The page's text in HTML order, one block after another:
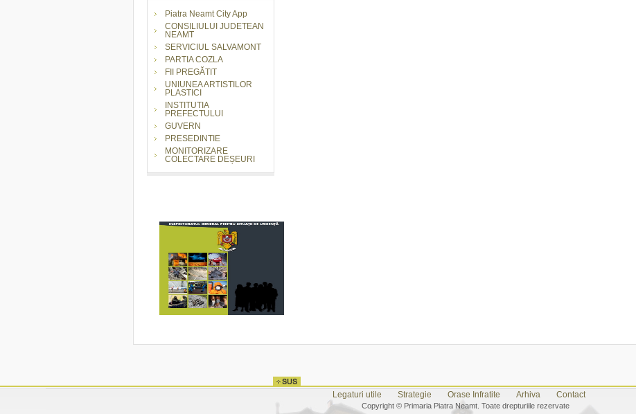
Piatra Neamt City App
CONSILIULUI JUDETEAN
NEAMT
SERVICIUL SALVAMONT
PARTIA COZLA
FII PREGĂTIT
UNIUNEA ARTISTILOR
PLASTICI
INSTITUTIA
PREFECTULUI
GUVERN
PRESEDINTIE
MONITORIZARE
COLECTARE DEȘEURI
Legaturi utile Strategie Orase Infratite Arhiva Contact
Copyright © Primaria Piatra Neamt. Toate drepturiile rezervate